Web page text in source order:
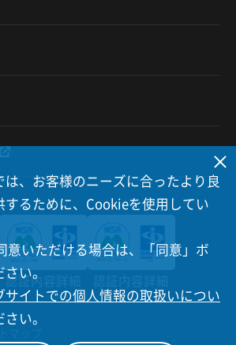
は、お客様のニーズに合ったより良
するために、Cookieを使用してい
意いただける場合は、「同意」ボ
い。
サイトでの個人情報の取扱いについ
い。
認証内容詳細